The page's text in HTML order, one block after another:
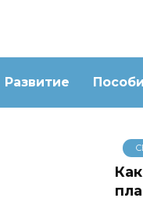
Развитие